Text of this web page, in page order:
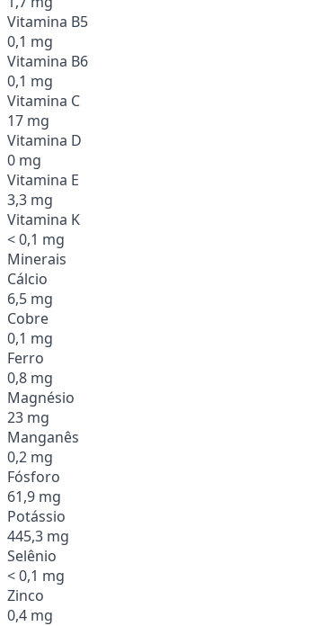
Vitamina B5
0,1 mg
Vitamina B6
0,1 mg
Vitamina C
17 mg
Vitamina D
0 mg
Vitamina E
3,3 mg
Vitamina K
< 0,1 mg
Minerais
Cálcio
6,5 mg
Cobre
0,1 mg
Ferro
0,8 mg
Magnésio
23 mg
Manganês
0,2 mg
Fósforo
61,9 mg
Potássio
445,3 mg
Selênio
< 0,1 mg
Zinco
0,4 mg